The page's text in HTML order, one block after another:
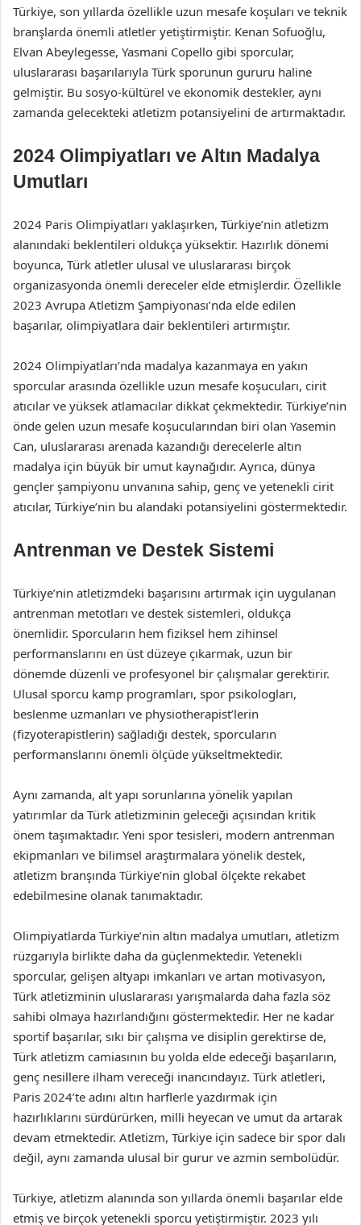
Türkiye, son yıllarda özellikle uzun mesafe koşuları ve teknik
branşlarda önemli atletler yetiştirmiştir. Kenan Sofuoğlu,
Elvan Abeylegesse, Yasmani Copello gibi sporcular,
uluslararası başarılarıyla Türk sporunun gururu haline
gelmiştir. Bu sosyo-kültürel ve ekonomik destekler, aynı
zamanda gelecekteki atletizm potansiyelini de artırmaktadır.
2024 Olimpiyatları ve Altın Madalya
Umutları
2024 Paris Olimpiyatları yaklaşırken, Türkiye’nin atletizm
alanındaki beklentileri oldukça yüksektir. Hazırlık dönemi
boyunca, Türk atletler ulusal ve uluslararası birçok
organizasyonda önemli dereceler elde etmişlerdir. Özellikle
2023 Avrupa Atletizm Şampiyonası’nda elde edilen
başarılar, olimpiyatlara dair beklentileri artırmıştır.
2024 Olimpiyatları’nda madalya kazanmaya en yakın
sporcular arasında özellikle uzun mesafe koşucuları, cirit
atıcılar ve yüksek atlamacılar dikkat çekmektedir. Türkiye’nin
önde gelen uzun mesafe koşucularından biri olan Yasemin
Can, uluslararası arenada kazandığı derecelerle altın
madalya için büyük bir umut kaynağıdır. Ayrıca, dünya
gençler şampiyonu unvanına sahip, genç ve yetenekli cirit
atıcılar, Türkiye’nin bu alandaki potansiyelini göstermektedir.
Antrenman ve Destek Sistemi
Türkiye’nin atletizmdeki başarısını artırmak için uygulanan
antrenman metotları ve destek sistemleri, oldukça
önemlidir. Sporcuların hem fiziksel hem zihinsel
performanslarını en üst düzeye çıkarmak, uzun bir
dönemde düzenli ve profesyonel bir çalışmalar gerektirir.
Ulusal sporcu kamp programları, spor psikologları,
beslenme uzmanları ve physiotherapist’lerin
(fizyoterapistlerin) sağladığı destek, sporcuların
performanslarını önemli ölçüde yükseltmektedir.
Aynı zamanda, alt yapı sorunlarına yönelik yapılan
yatırımlar da Türk atletizminin geleceği açısından kritik
önem taşımaktadır. Yeni spor tesisleri, modern antrenman
ekipmanları ve bilimsel araştırmalara yönelik destek,
atletizm branşında Türkiye’nin global ölçekte rekabet
edebilmesine olanak tanımaktadır.
Olimpiyatlarda Türkiye’nin altın madalya umutları, atletizm
rüzgarıyla birlikte daha da güçlenmektedir. Yetenekli
sporcular, gelişen altyapı imkanları ve artan motivasyon,
Türk atletizminin uluslararası yarışmalarda daha fazla söz
sahibi olmaya hazırlandığını göstermektedir. Her ne kadar
sportif başarılar, sıkı bir çalışma ve disiplin gerektirse de,
Türk atletizm camiasının bu yolda elde edeceği başarıların,
genç nesillere ilham vereceği inancındayız. Türk atletleri,
Paris 2024’te adını altın harflerle yazdırmak için
hazırlıklarını sürdürürken, milli heyecan ve umut da artarak
devam etmektedir. Atletizm, Türkiye için sadece bir spor dalı
değil, aynı zamanda ulusal bir gurur ve azmin sembolüdür.
Türkiye, atletizm alanında son yıllarda önemli başarılar elde
etmiş ve birçok yetenekli sporcu yetiştirmiştir. 2023 yılı